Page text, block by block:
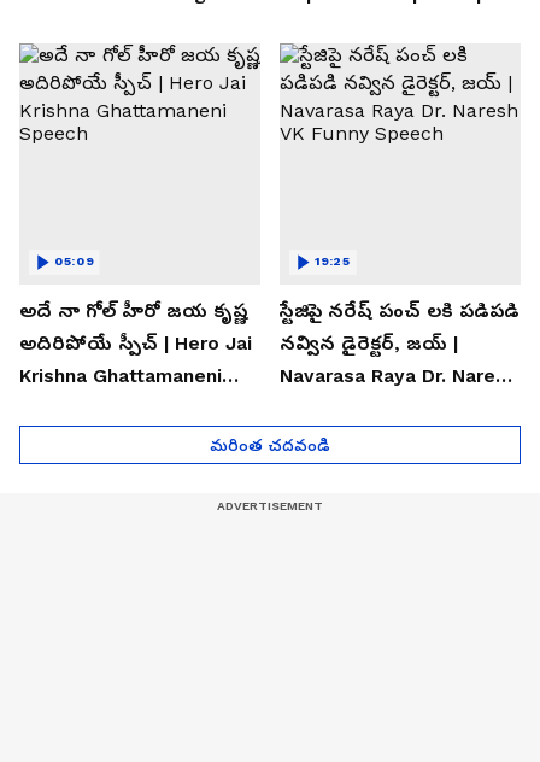
అదే నా గోల్ హీరో జయ కృష్ణ
అదిరిపోయే స్పీచ్ | Hero Jai
Krishna Ghattamaneni
05:09
స్టేజిపై నరేష్ పంచ్ లకి పడిపడి
నవ్విన డైరెక్టర్, జయ్ |
Navarasa Raya Dr. Naresh
19:25
మరింత చదవండి